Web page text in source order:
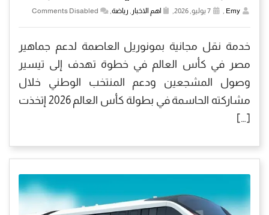
Emy اهم الاخبار رياضة Comments Disabled
خدمة نقل مجانية بمونوريل العاصمة لدعم جماهير
مصر في كأس العالم في خطوة تهدف إلى تيسير
وصول المشجعين ودعم المنتخب الوطني خلال
مشاركته الحاسمة في بطولة كأس العالم 2026 إتخذت
[…]